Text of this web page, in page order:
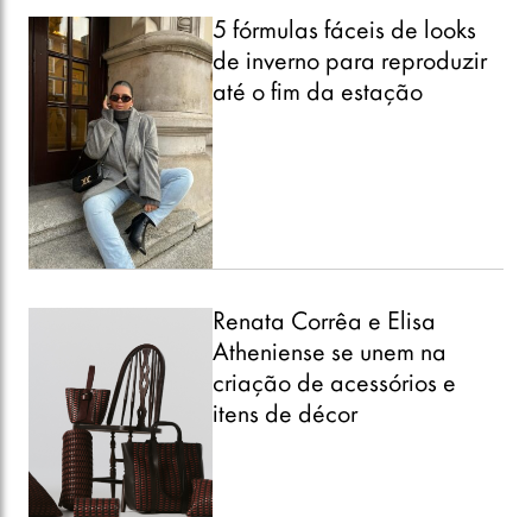
5 fórmulas fáceis de looks
de inverno para reproduzir
até o fim da estação
Renata Corrêa e Elisa
Atheniense se unem na
criação de acessórios e
itens de décor